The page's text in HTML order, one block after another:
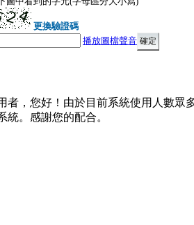
更換驗證碼
播放圖檔聲音
者，您好！由於目前系統使用人數眾
統。感謝您的配合。